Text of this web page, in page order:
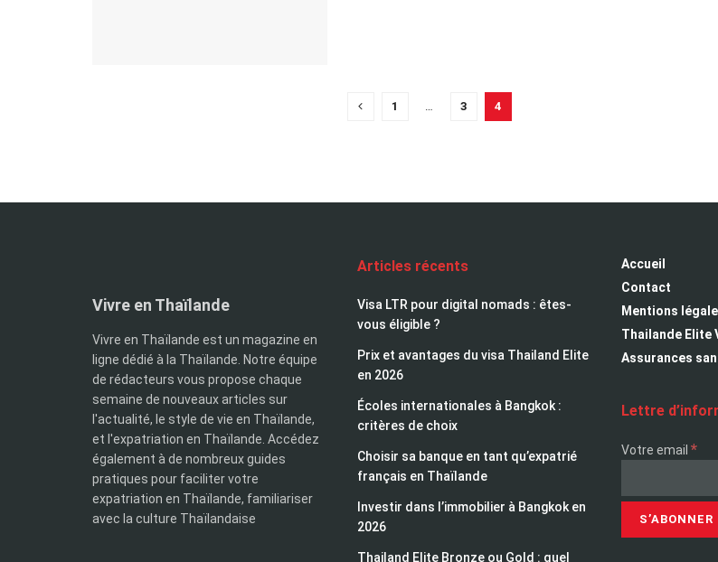
1 … 3 4
Vivre en Thaïlande
Vivre en Thaïlande est un magazine en
ligne dédié à la Thaïlande. Notre équipe
de rédacteurs vous propose chaque
semaine de nouveaux articles sur
l'actualité, le style de vie en Thaïlande,
et l'expatriation en Thaïlande. Accédez
également à de nombreux guides
pratiques pour faciliter votre
expatriation en Thaïlande, familiariser
avec la culture Thaïlandaise
Articles récents
Visa LTR pour digital nomads : êtes-
vous éligible ?
Prix et avantages du visa Thailand Elite
en 2026
Écoles internationales à Bangkok :
critères de choix
Choisir sa banque en tant qu’expatrié
français en Thaïlande
Investir dans l’immobilier à Bangkok en
2026
Thailand Elite Bronze ou Gold : quel
Accueil
Contact
Mentions
Thailande Elite
Assurances
Lettre
Votre email *